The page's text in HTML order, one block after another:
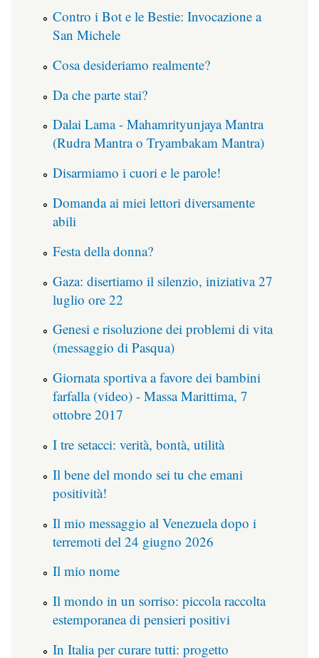
Contro i Bot e le Bestie: Invocazione a
San Michele
Cosa desideriamo realmente?
Da che parte stai?
Dalai Lama - Mahamrityunjaya Mantra
(Rudra Mantra o Tryambakam Mantra)
Disarmiamo i cuori e le parole!
Domanda ai miei lettori diversamente
abili
Festa della donna?
Gaza: disertiamo il silenzio, iniziativa 27
luglio ore 22
Genesi e risoluzione dei problemi di vita
(messaggio di Pasqua)
Giornata sportiva a favore dei bambini
farfalla (video) - Massa Marittima, 7
ottobre 2017
I tre setacci: verità, bontà, utilità
Il bene del mondo sei tu che emani
positività!
Il mio messaggio al Venezuela dopo i
terremoti del 24 giugno 2026
Il mio nome
Il mondo in un sorriso: piccola raccolta
estemporanea di pensieri positivi
In Italia per curare tutti: progetto